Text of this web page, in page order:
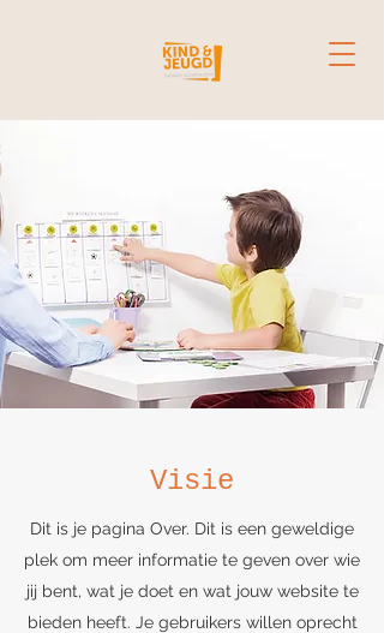
Visie
Dit is je pagina Over. Dit is een geweldige
plek om meer informatie te geven over wie
jij bent, wat je doet en wat jouw website te
bieden heeft. Je gebruikers willen oprecht